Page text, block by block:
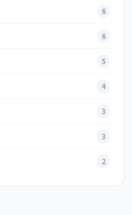
6
6
5
4
3
3
2